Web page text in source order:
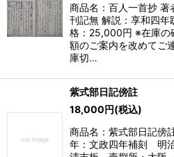
商品名：百人一首抄 著
刊記無 解説：享和四
格：25,000円 ※在庫の
額のご案内を改めてご
庫切…
紫式部日記傍註
18,000円(税込)
商品名：紫式部日記傍
年：文政四年補刻 明